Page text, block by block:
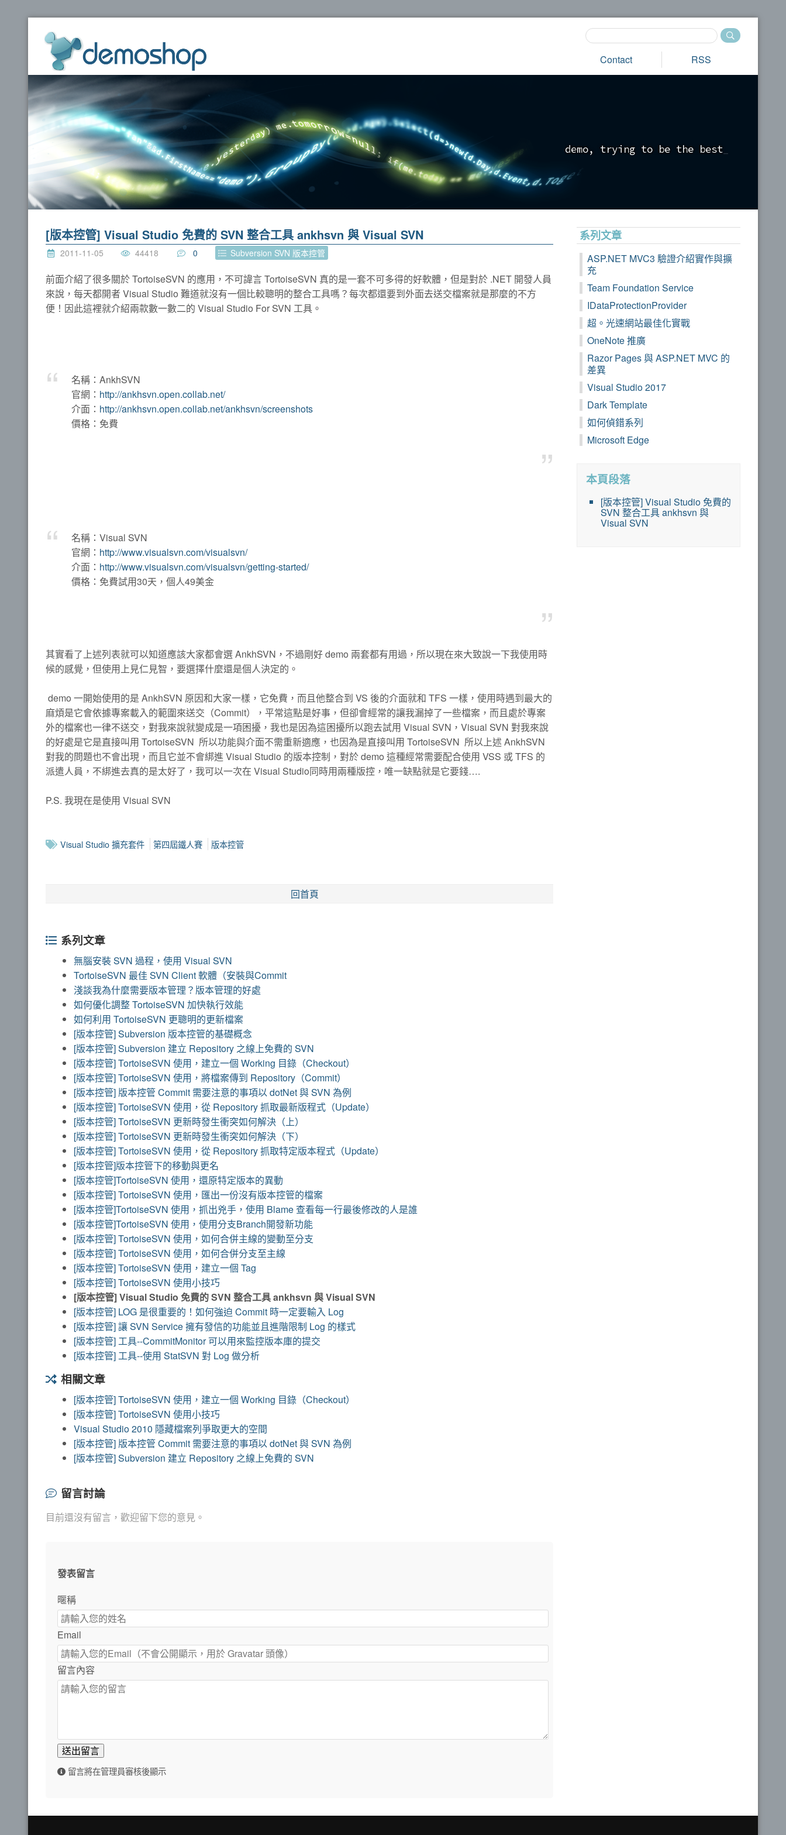
Contact RSS
demo, tryi ng to be the best
[版本控管] Visual Studio 免費的 SVN 整合工具 ankhsvn 與 Visual SVN
2011-11-05 44418 0 Subversion SVN 版本控管
前面介紹了很多關於 TortoiseSVN 的應用，不可諱言 TortoiseSVN 真的是一套不可多得的好軟體，但是對於 .NET 開發人員
來說，每天都開者 Visual Studio 難道就沒有一個比較聰明的整合工具嗎？每次都還要到外面去送交檔案就是那麼的不方
便！因此這裡就介紹兩款數一數二的 Visual Studio For SVN 工具。
名稱：AnkhSVN
官網： http://ankhsvn.open.collab.net/
介面： http://ankhsvn.open.collab.net/ankhsvn/screenshots
價格：免費
名稱：Visual SVN
官網： http://www.visualsvn.com/visualsvn/
介面： http://www.visualsvn.com/visualsvn/getting-started/
價格：免費試用30天，個人49美金
其實看了上述列表就可以知道應該大家都會選 AnkhSVN，不過剛好 demo 兩套都有用過，所以現在來大致說一下我使用時
候的感覺，但使用上見仁見智，要選擇什麼還是個人決定的。
demo 一開始使用的是 AnkhSVN 原因和大家一樣，它免費，而且他整合到 VS 後的介面就和 TFS 一樣，使用時遇到最大的
麻煩是它會依據專案載入的範圍來送交（Commit），平常這點是好事，但卻會經常的讓我漏掉了一些檔案，而且處於專案
外的檔案也一律不送交，對我來說就變成是一項困擾，我也是因為這困擾所以跑去試用 Visual SVN，Visual SVN 對我來說
的好處是它是直接叫用 TortoiseSVN 所以功能與介面不需重新適應，也因為是直接叫用 TortoiseSVN 所以上述 AnkhSVN
對我的問題也不會出現，而且它並不會綁進 Visual Studio 的版本控制，對於 demo 這種經常需要配合使用 VSS 或 TFS 的
派遣人員，不綁進去真的是太好了，我可以一次在 Visual Studio同時用兩種版控，唯一缺點就是它要錢….
P.S. 我現在是使用 Visual SVN
Visual Studio 擴充套件 第四屆鐵人賽 版本控管
回首頁
系列文章
無腦安裝 SVN 過程，使用 Visual SVN
TortoiseSVN 最佳 SVN Client 軟體（安裝與Commit
淺談我為什麼需要版本管理？版本管理的好處
如何優化調整 TortoiseSVN 加快執行效能
如何利用 TortoiseSVN 更聰明的更新檔案
[版本控管] Subversion 版本控管的基礎概念
[版本控管] Subversion 建立 Repository 之線上免費的 SVN
[版本控管] TortoiseSVN 使用，建立一個 Working 目錄（Checkout）
[版本控管] TortoiseSVN 使用，將檔案傳到 Repository（Commit）
[版本控管] 版本控管 Commit 需要注意的事項以 dotNet 與 SVN 為例
[版本控管] TortoiseSVN 使用，從 Repository 抓取最新版程式（Update）
[版本控管] TortoiseSVN 更新時發生衝突如何解決（上）
[版本控管] TortoiseSVN 更新時發生衝突如何解決（下）
[版本控管] TortoiseSVN 使用，從 Repository 抓取特定版本程式（Update）
[版本控管]版本控管下的移動與更名
[版本控管]TortoiseSVN 使用，還原特定版本的異動
[版本控管] TortoiseSVN 使用，匯出一份沒有版本控管的檔案
[版本控管]TortoiseSVN 使用，抓出兇手，使用 Blame 查看每一行最後修改的人是誰
[版本控管]TortoiseSVN 使用，使用分支Branch開發新功能
[版本控管] TortoiseSVN 使用，如何合併主線的變動至分支
[版本控管] TortoiseSVN 使用，如何合併分支至主線
[版本控管] TortoiseSVN 使用，建立一個 Tag
[版本控管] TortoiseSVN 使用小技巧
[版本控管] Visual Studio 免費的 SVN 整合工具 ankhsvn 與 Visual SVN
[版本控管] LOG 是很重要的！如何強迫 Commit 時一定要輸入 Log
[版本控管] 讓 SVN Service 擁有發信的功能並且進階限制 Log 的樣式
[版本控管] 工具--CommitMonitor 可以用來監控版本庫的提交
[版本控管] 工具--使用 StatSVN 對 Log 做分析
相關文章
[版本控管] TortoiseSVN 使用，建立一個 Working 目錄（Checkout）
[版本控管] TortoiseSVN 使用小技巧
Visual Studio 2010 隱藏檔案列爭取更大的空間
[版本控管] 版本控管 Commit 需要注意的事項以 dotNet 與 SVN 為例
[版本控管] Subversion 建立 Repository 之線上免費的 SVN
留言討論
目前還沒有留言，歡迎留下您的意見。
發表留言
暱稱
Email
留言內容
送出留言
留言將在管理員審核後顯示
系列文章
ASP.NET MVC3 驗證介紹實作與擴
充
Team Foundation Service
IDataProtectionProvider
超。光速網站最佳化實戰
OneNote 推廣
Razor Pages 與 ASP.NET MVC 的
差異
Visual Studio 2017
Dark Template
如何偵錯系列
Microsoft Edge
本頁段落
[版本控管] Visual Studio 免費的
SVN 整合工具 ankhsvn 與
Visual SVN